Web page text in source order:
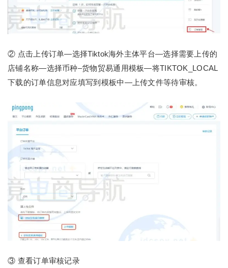
② 点击上传订单—选择Tiktok海外主体平台—选择需要上传的
店铺名称—选择币种–货物贸易通用模板—将TIKTOK_LOCAL
下载的订单信息对应填写到模板中—上传文件等待审核。
③ 查看订单审核记录